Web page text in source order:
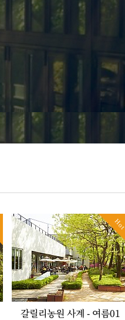
Hot
갈릴리농원 사계 - 여름01